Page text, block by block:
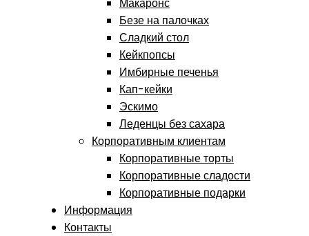
Безе на палочках
Сладкий стол
Кейкпопсы
Имбирные печенья
Кап-кейки
Эскимо
Леденцы без сахара
Корпоративным клиентам
Корпоративные торты
Корпоративные сладости
Корпоративные подарки
Информация
Контакты